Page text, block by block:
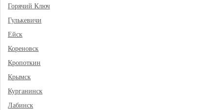
Горячий Ключ
Гулькевичи
Ейск
Кореновск
Кропоткин
Крымск
Курганинск
Лабинск